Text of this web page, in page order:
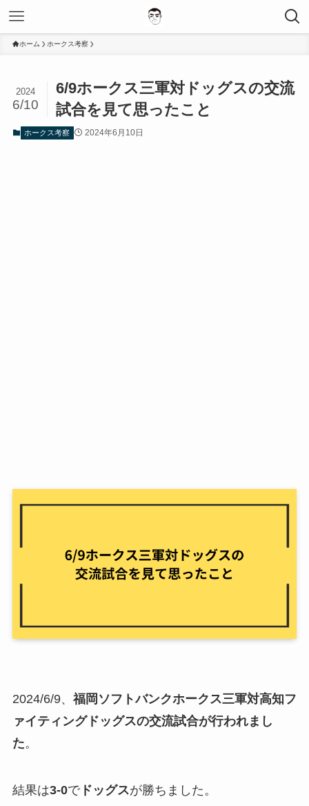
ホーム ホークス考察
6/9ホークス三軍対ドッグスの交流
試合を見て思ったこと
2024
6/10
ホークス考察 2024年6月10日
2024/6/9、 福岡ソフトバンクホークス三軍対高知フ
ァイティングドッグスの交流試合が行われまし
た。
結果は3-0でドッグスが勝ちました。